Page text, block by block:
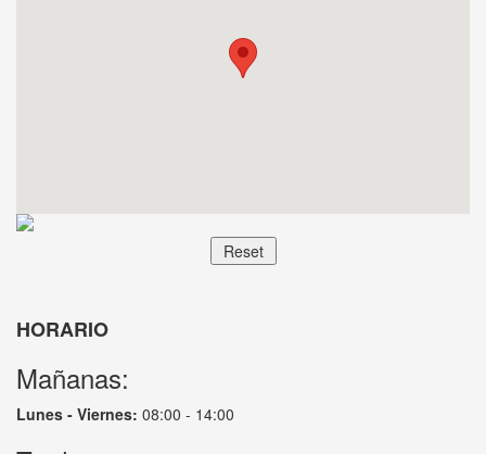
HORARIO
Mañanas:
Lunes - Viernes: 08:00 - 14:00